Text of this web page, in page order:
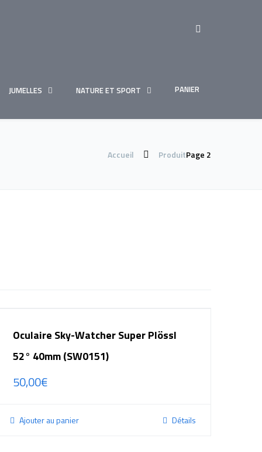
JUMELLES NATURE ET SPORT PANIER
Accueil ProduitPage 2
Oculaire Sky-Watcher Super Plössl
52° 40mm (SW0151)
50,00€
Ajouter au panier Détails